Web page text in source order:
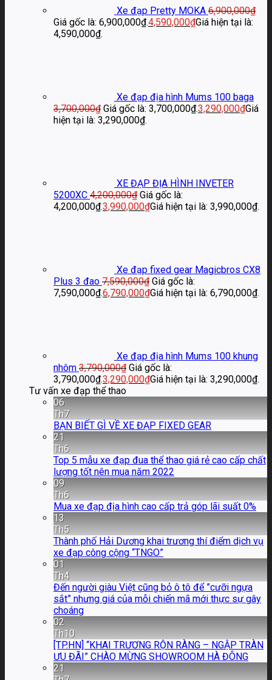
Xe đạp Pretty MOKA 6,900,000₫
Giá gốc là: 6,900,000₫.4,590,000₫Giá hiện tại là:
4,590,000₫.
Xe đạp địa hình Mums 100 baga
3,700,000₫ Giá gốc là: 3,700,000₫.3,290,000₫Giá
hiện tại là: 3,290,000₫.
XE ĐẠP ĐỊA HÌNH INVETER
5200XC 4,200,000₫ Giá gốc là:
4,200,000₫.3,990,000₫Giá hiện tại là: 3,990,000₫.
Xe đạp fixed gear Magicbros CX8
Plus 3 đao 7,590,000₫ Giá gốc là:
7,590,000₫.6,790,000₫Giá hiện tại là: 6,790,000₫.
Xe đạp địa hình Mums 100 khung
nhôm 3,790,000₫ Giá gốc là:
3,790,000₫.3,290,000₫Giá hiện tại là: 3,290,000₫.
Tư vấn xe đạp thể thao
06
Th7
BẠN BIẾT GÌ VỀ XE ĐẠP FIXED GEAR
21
Th6
Top 5 mẫu xe đạp đua thể thao giá rẻ cao cấp chất
lượng tốt nên mua năm 2022
09
Th6
Mua xe đạp địa hình cao cấp trả góp lãi suất 0%
13
Th5
Thành phố Hải Dương khai trương thí điểm dịch vụ
xe đạp công cộng “TNGO”
01
Th4
Đến người giàu Việt cũng bỏ ô tô để ”cưỡi ngựa
sắt” nhưng giá của mỗi chiến mã mới thực sự gây
choáng
02
Th10
[TP.HN] “KHAI TRƯƠNG RỘN RÀNG – NGẬP TRÀN
ƯU ĐÃI” CHÀO MỪNG SHOWROOM HÀ ĐÔNG
21